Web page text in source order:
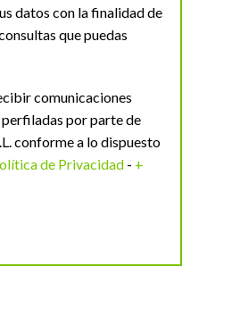
datos con la finalidad de
que puedas
comunicaciones
por parte de
conforme a lo dispuesto
de Privacidad - +